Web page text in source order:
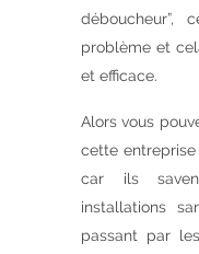
déboucheur”,
problème et
et efficace.
Alors vous
cette
car ils
installations
passant par